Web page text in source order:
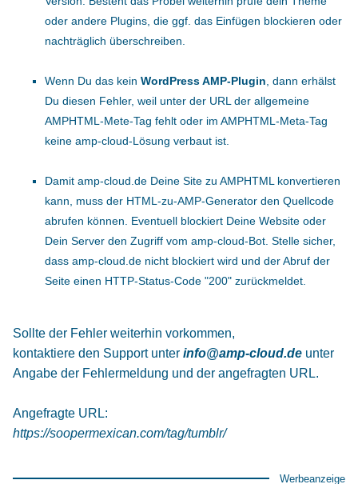
oder andere Plugins, die ggf. das Einfügen blockieren oder
nachträglich überschreiben.
Wenn Du das kein WordPress AMP-Plugin , dann erhälst
Du diesen Fehler, weil unter der URL der allgemeine
AMPHTML-Mete-Tag fehlt oder im AMPHTML-Meta-Tag
keine amp-cloud-Lösung verbaut ist.
Damit amp-cloud.de Deine Site zu AMPHTML konvertieren
kann, muss der HTML-zu-AMP-Generator den Quellcode
abrufen können. Eventuell blockiert Deine Website oder
Dein Server den Zugriff vom amp-cloud-Bot. Stelle sicher,
dass amp-cloud.de nicht blockiert wird und der Abruf der
Seite einen HTTP-Status-Code "200" zurückmeldet.
Sollte der Fehler weiterhin vorkommen,
kontaktiere den Support unter info@amp-cloud.de unter
Angabe der Fehlermeldung und der angefragten URL.
Angefragte URL:
https://soopermexican.com/tag/tumblr/
Werbeanzeige